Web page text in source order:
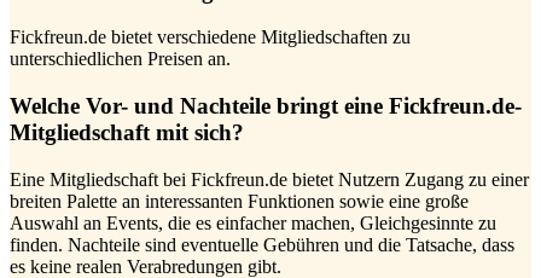
Fickfreun.de bietet verschiedene Mitgliedschaften zu
unterschiedlichen Preisen an.
Welche Vor- und Nachteile bringt eine Fickfreun.de-
Mitgliedschaft mit sich?
Eine Mitgliedschaft bei Fickfreun.de bietet Nutzern Zugang zu einer
breiten Palette an interessanten Funktionen sowie eine große
Auswahl an Events, die es einfacher machen, Gleichgesinnte zu
finden. Nachteile sind eventuelle Gebühren und die Tatsache, dass
es keine realen Verabredungen gibt.